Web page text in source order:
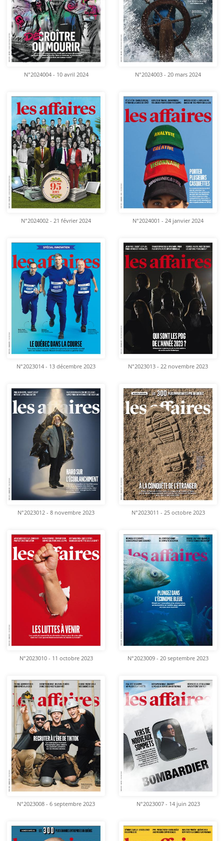
N°2024004 - 10 avril 2024 N°2024003 - 20 mars 2024
N°2024002 - 21 février 2024 N°2024001 - 24 janvier 2024
N°2023014 - 13 décembre 2023 N°2023013 - 22 novembre 2023
N°2023012 - 8 novembre 2023 N°2023011 - 25 octobre 2023
N°2023010 - 11 octobre 2023 N°2023009 - 20 septembre 2023
N°2023008 - 6 septembre 2023 N°2023007 - 14 juin 2023